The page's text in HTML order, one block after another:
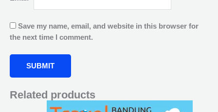
Save my name, email, and website in this browser for
the next time I comment.
Related products